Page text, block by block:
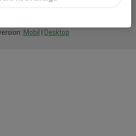
Mobil Desktop